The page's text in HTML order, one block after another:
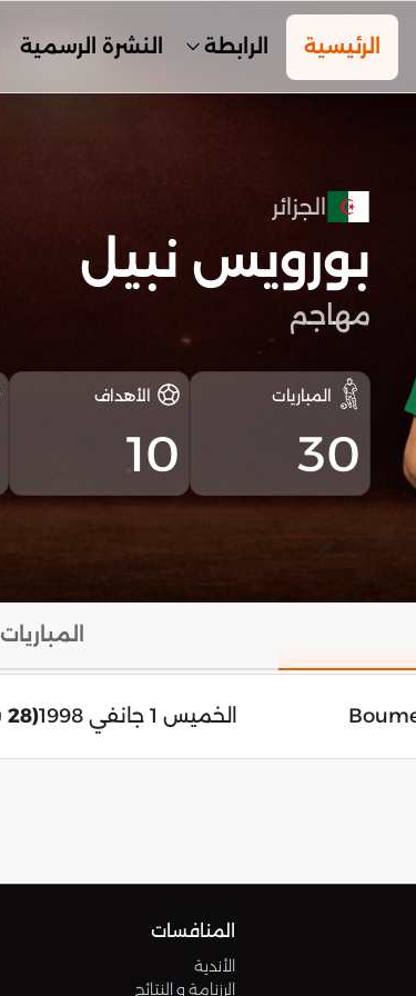
الرئيسية الرابطة النشرة الرسمية
الجزائر
بورويس نبيل
مهاجم
المباريات
30
الأهداف
10
المباريات
الخميس 1 جانفي 1998 (28 سنة)
المنافسات
الأندية
الرزنامة و النتائج